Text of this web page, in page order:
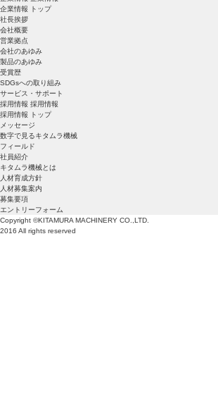
企業情報 トップ
社長挨拶
会社概要
営業拠点
会社のあゆみ
製品のあゆみ
受賞歴
SDGsへの取り組み
サービス・サポート
採用情報 採用情報
採用情報 トップ
メッセージ
数字で見るキタムラ機械
フィールド
社員紹介
キタムラ機械とは
人材育成方針
人材募集案内
募集要項
エントリーフォーム
Copyright ©KITAMURA MACHINERY CO.,LTD.
2016 All rights reserved